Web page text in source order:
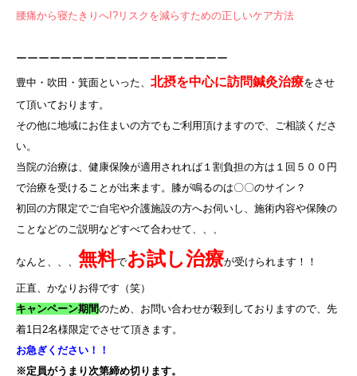
腰痛から寝たきりへ!?リスクを減らすための正しいケア方法
ーーーーーーーーーーーーーーーーーーー
豊中・吹田・箕面といった、 北摂を中心に訪問鍼灸治療をさせ
て頂いております。
その他に地域にお住まいの方でもご利用頂けますので、ご相談くださ
い。
当院の治療は、健康保険が適用されれば１割負担の方は１回５００円
で治療を受けることが出来ます。膝が鳴るのは〇〇のサイン？
初回の方限定でご自宅や介護施設の方へお伺いし、施術内容や保険の
ことなどのご説明などすべて合わせて、、、
なんと、、、 無料でお試し治療が受けられます！！
正直、かなりお得です（笑）
キャンペーン期間のため、お問い合わせが殺到しておりますので、先
着1 日 2名様限定でさせて頂きます。
お急ぎください！！
※定員がうまり次第締め切ります。